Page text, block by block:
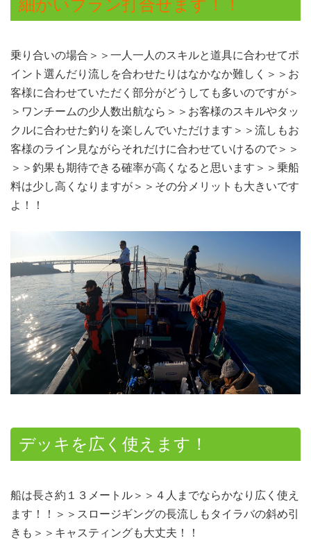
細かいプラン打合せます！！
乗り合いの場合＞＞一人一人のスキルと道具に合わせてポ
イント選んだり流しを合わせたりはなかなか難しく＞＞お
客様に合わせていただく部分がどうしても多いのですが＞
＞ワンチームの少人数出航なら＞＞お客様のスキルやタッ
クルに合わせた釣りを楽しんでいただけます＞＞流しもお
客様のライン見ながらそれだけに合わせていけるので＞＞
＞＞釣果も期待できる確率が高くなると思います＞＞乗船
料は少し高くなりますが＞＞その分メリットも大きいです
よ！！
デッキを広く使えます！
船は長さ約１３メートル＞＞４人までならかなり広く使え
ます！！＞＞スロージギングの長流しもタイラバの斜め引
きも＞＞キャスティングも大丈夫！！